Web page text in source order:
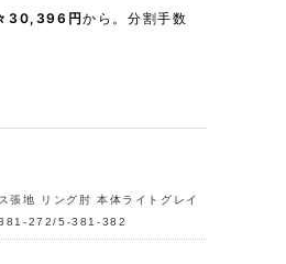
30,396円から。分割手数
張地 リング肘 本体ライトグレイ
381-272/5-381-382